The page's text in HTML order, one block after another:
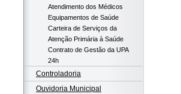
Atendimento dos Médicos
Equipamentos de Saúde
Carteira de Serviços da
Atenção Primária à Saúde
Contrato de Gestão da UPA
24h
Controladoria
Ouvidoria Municipal